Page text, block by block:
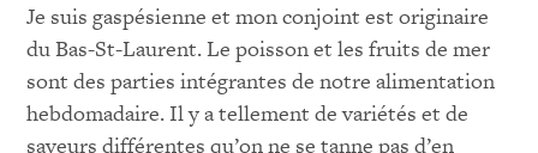
Je suis gaspésienne et mon conjoint est originaire
du Bas-St-Laurent. Le poisson et les fruits de mer
sont des parties intégrantes de notre alimentation
hebdomadaire. Il y a tellement de variétés et de
saveurs différentes qu’on ne se tanne pas d’en